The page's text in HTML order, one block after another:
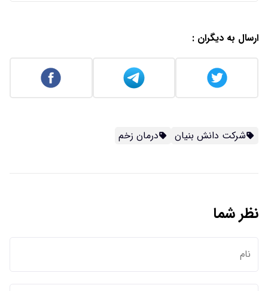
ارسال به دیگران :
شرکت دانش بنیان درمان زخم
نظر شما